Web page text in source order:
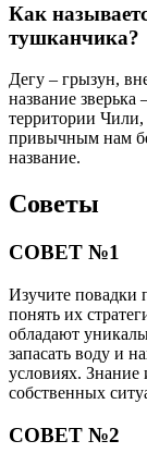
Как
тушканчика?
Дегу – грызун,
название зверька
территории
привычным нам
название.
Советы
СОВЕТ №1
Изучите повадки
понять их
обладают
запасать воду и
условиях.
собственных
СОВЕТ №2